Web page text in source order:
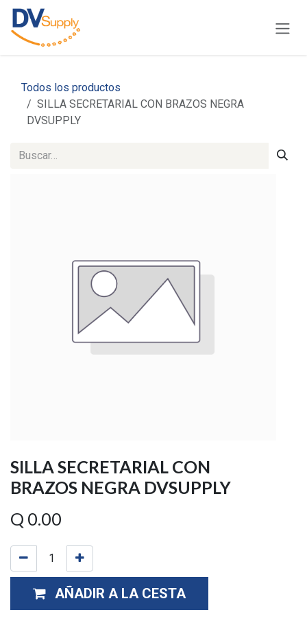
Ir al contenido
Todos los productos
SILLA SECRETARIAL CON BRAZOS NEGRA
DVSUPPLY
SILLA SECRETARIAL CON
BRAZOS NEGRA DVSUPPLY
Q 0.00
AÑADIR A LA CESTA